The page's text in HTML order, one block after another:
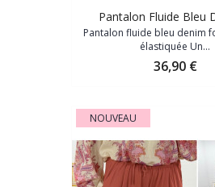
Pantalon Fluide Bleu
Pantalon fluide bleu denim
élastiquée Un...
Prix
36,90 €
NOUVEAU